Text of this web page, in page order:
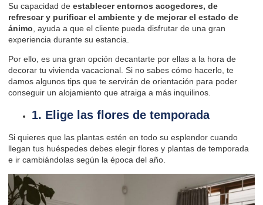
Su capacidad de establecer entornos acogedores, de
refrescar y purificar el ambiente y de mejorar el estado de
ánimo , ayuda a que el cliente pueda disfrutar de una gran
experiencia durante su estancia.
Por ello, es una gran opción decantarte por ellas a la hora de
decorar tu vivienda vacacional. Si no sabes cómo hacerlo, te
damos algunos tips que te servirán de orientación para poder
conseguir un alojamiento que atraiga a más inquilinos.
1. Elige las flores de temporada
Si quieres que las plantas estén en todo su esplendor cuando
llegan tus huéspedes debes elegir flores y plantas de temporada
e ir cambiándolas según la época del año.